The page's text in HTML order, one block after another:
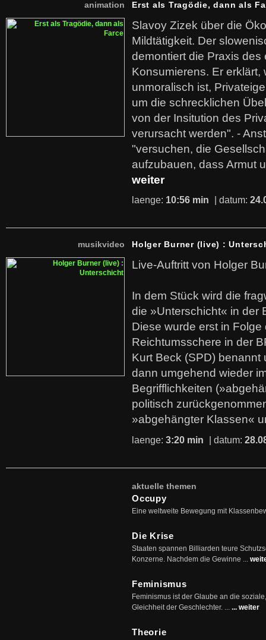
animation Erst als Tragödie, dann als
Slavoy Zizek über die
Mildtätigkeit. Der
demontiert die Praxis des
Konsumierens. Er erklärt,
unmoralisch ist,
um die schrecklichen
von der Insitution des
verursacht werden". -
"versuchen, die
aufzubauen, dass Armut
weiter
laenge: 10:56 min | datum:
musikvideo Holger Burner (live) :
Live-Auftritt von Holger
In dem Stück wird die
die »Unterschicht« in der
Diese wurde erst in
Reichtumsschere in der
Kurt Beck (SPD)
dann umgehend wieder
Begrifflichkeiten
politisch
»abgehängter Klassen«
laenge: 3:20 min | datum:
aktuelle themen
Occupy
Eine weltweite Bewegung mit
Die Krise
Staaten spannen Billiarden teure
Konzerne. Nachdem die Gewinne ...
Feminismus
Feminismus ist der Glaube an die
Gleichheit der Geschlechter. ... ... weiter
Theorie